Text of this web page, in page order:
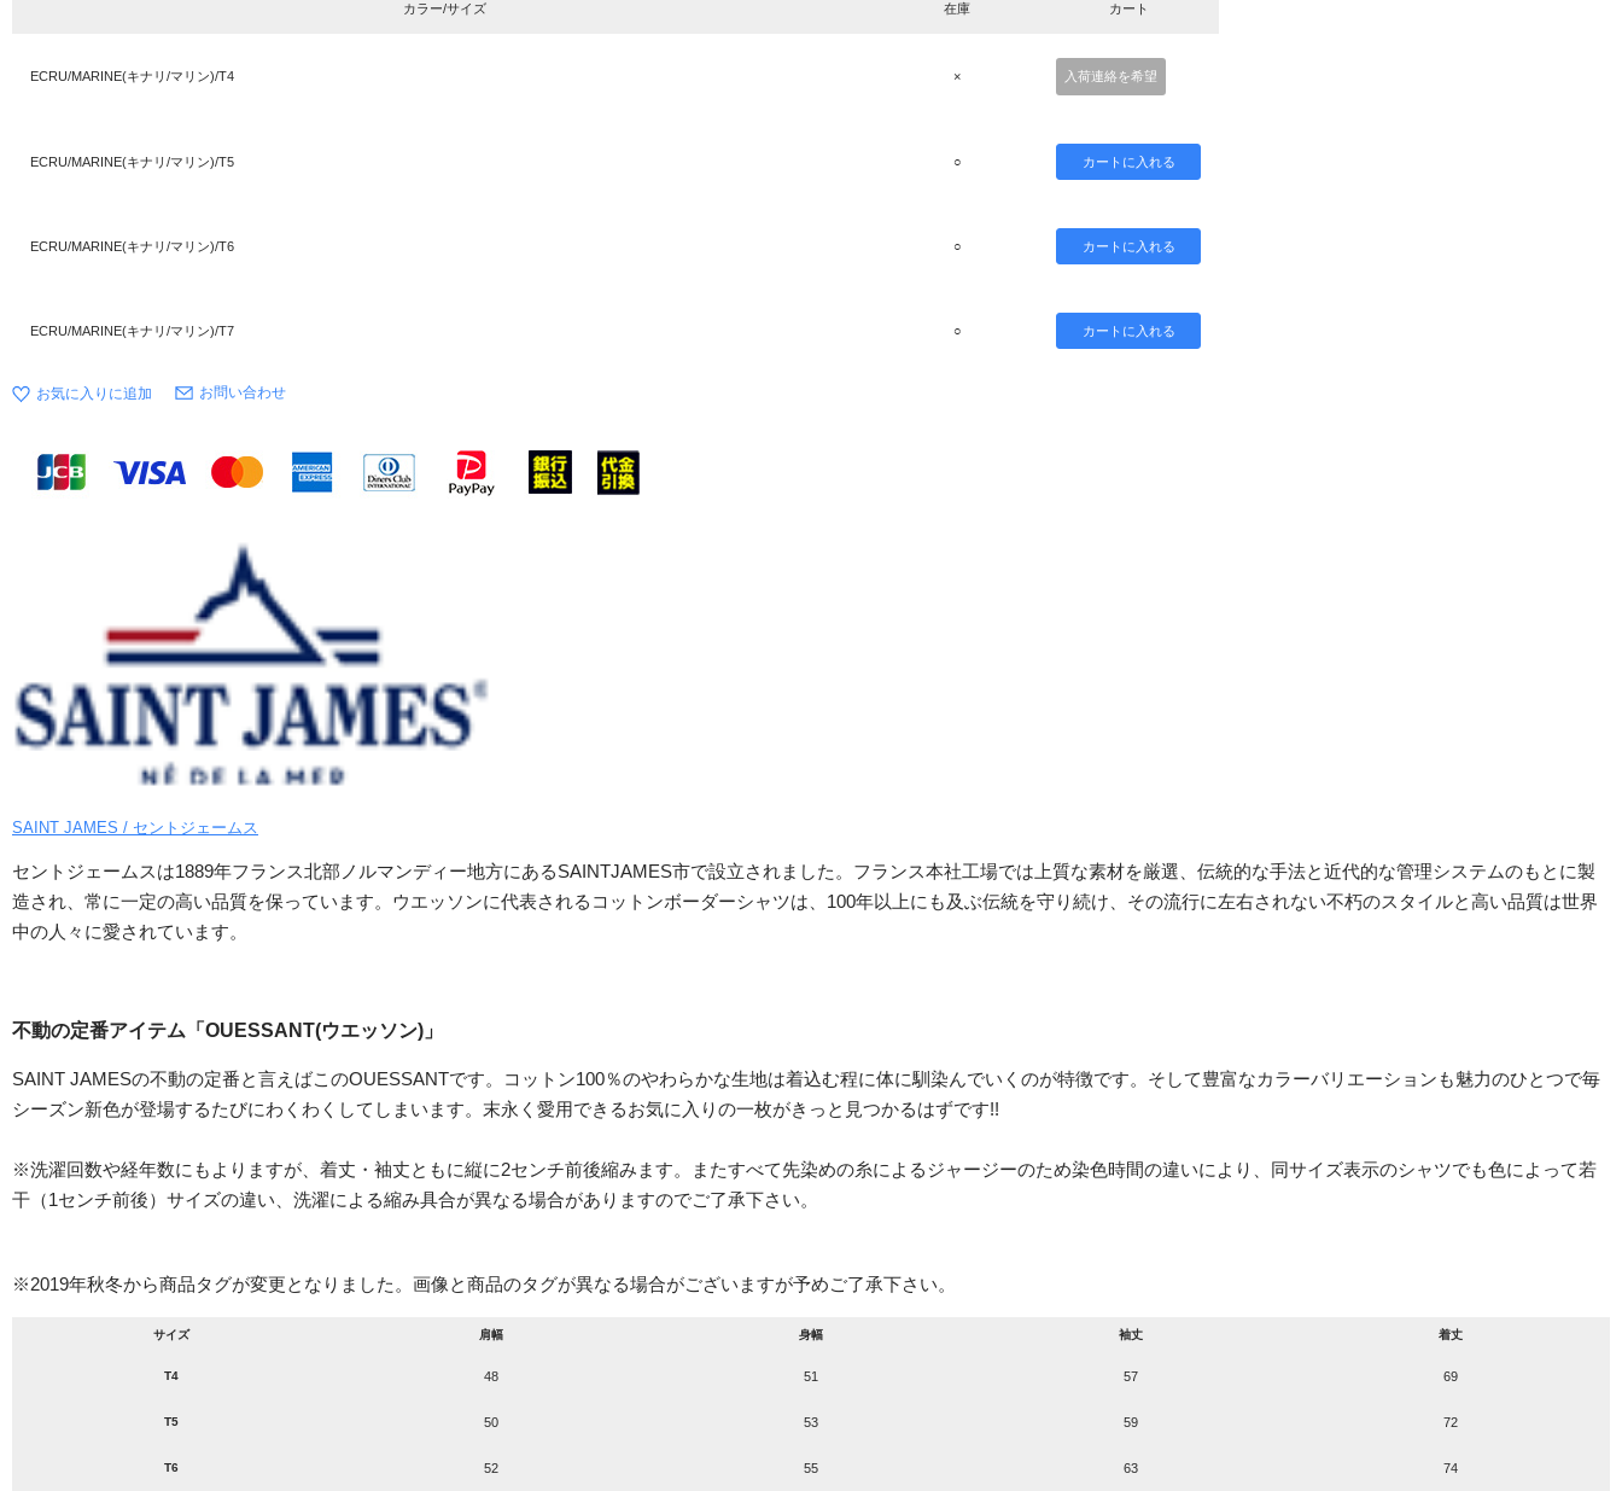
カラー/サイズ 在庫 カート
ECRU/MARINE(キナリ/マリン)/T4 × 入荷連絡を希望
ECRU/MARINE(キナリ/マリン)/T5 ○
ECRU/MARINE(キナリ/マリン)/T6 ○
ECRU/MARINE(キナリ/マリン)/T7 ○
お問い合わせ
SAINT JAMES / セントジェームス
セントジェームスは1889年フランス北部ノルマンディー地方にあるSAINTJAMES市で設立されました。フランス本社工場では上質な素材を厳選、伝統的な手法と近代的な管理システムのもとに製
造され、常に一定の高い品質を保っています。ウエッソンに代表されるコットンボーダーシャツは、100年以上にも及ぶ伝統を守り続け、その流行に左右されない不朽のスタイルと高い品質は世界
中の人々に愛されています。
不動の定番アイテム「OUESSANT(ウエッソン)」
SAINT JAMESの不動の定番と言えばこのOUESSANTです。コットン100％のやわらかな生地は着込む程に体に馴染んでいくのが特徴です。そして豊富なカラーバリエーションも魅力のひとつで毎
シーズン新色が登場するたびにわくわくしてしまいます。末永く愛用できるお気に入りの一枚がきっと見つかるはずです!!
※洗濯回数や経年数にもよりますが、着丈・袖丈ともに縦に2センチ前後縮みます。またすべて先染めの糸によるジャージーのため染色時間の違いにより、同サイズ表示のシャツでも色によって若
干（1センチ前後）サイズの違い、洗濯による縮み具合が異なる場合がありますのでご了承下さい。
※2019年秋冬から商品タグが変更となりました。画像と商品のタグが異なる場合がございますが予めご了承下さい。
サイズ 肩幅 身幅 袖丈 着丈
T4 48 51 57 69
T5 50 53 59 72
T6 52 55 63 74